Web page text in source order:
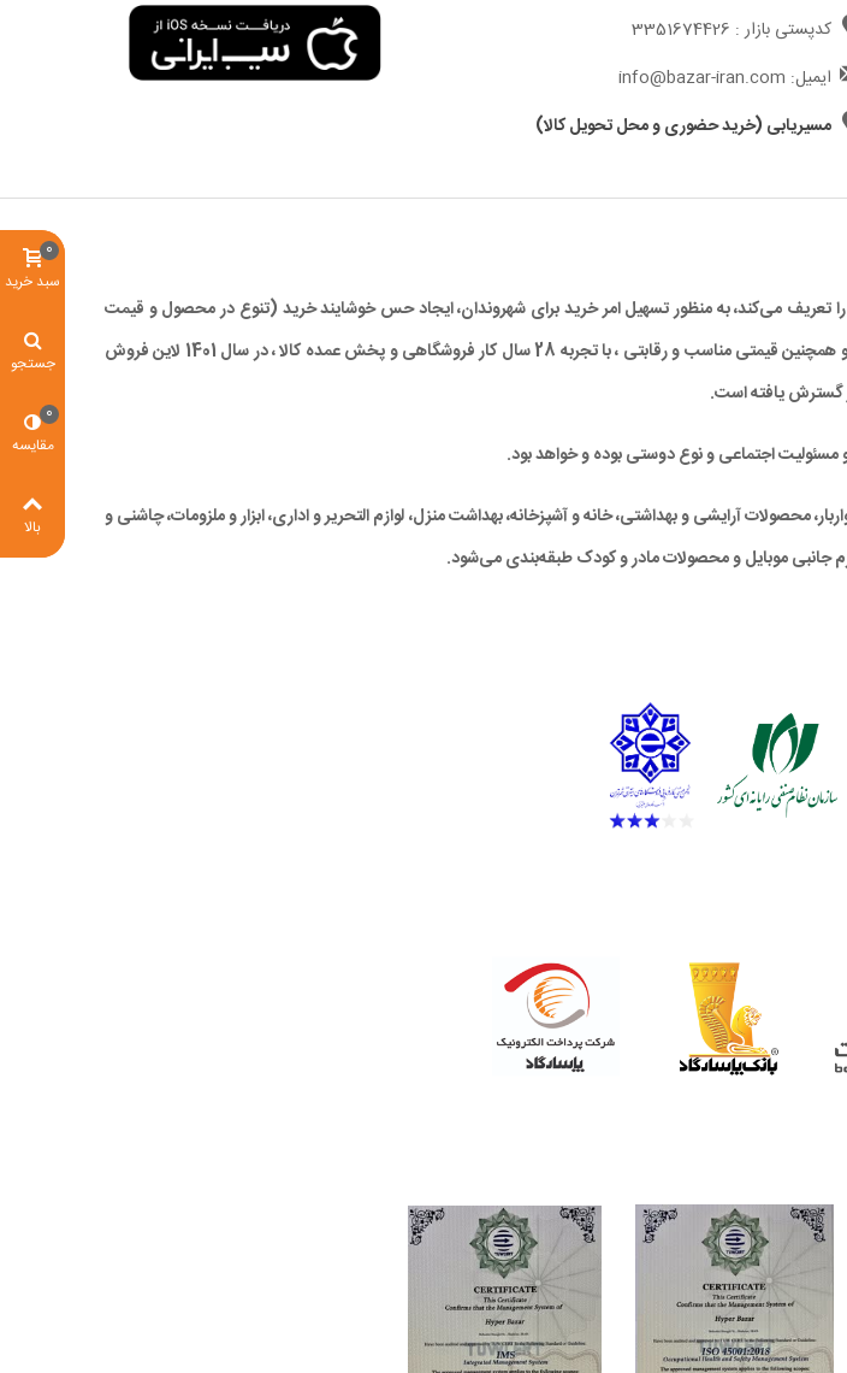
کدپستی بازار : 3351674426
ایمیل: info@bazar-iran.com
مسیریابی (خرید حضوری و محل تحویل کالا)
را تعریف می‌کند، به منظور تسهیل امر خرید برای شهروندان، ایجاد حس خوشایند خرید (تنوع در محصول و قیمت
مناسب)، صرفه جویی در زمان و در نهایت کاهش ترددهای درون شهری، با ارائه کالاهای با کیفیت بالا و همچنین قیمتی مناسب و رقابتی ، با تجربه 28 سال کار فروشگاهی و پخش عمده کالا ، در سال 1401 لاین فروش
مسئولیت اجتماعی و نوع دوستی بوده و خواهد بود.
محصولات آرایشی و بهداشتی، خانه و آشپزخانه، بهداشت منزل، لوازم التحریر و اداری، ابزار و ملزومات، چاشنی و
جانبی موبایل و محصولات مادر و کودک طبقه‌بندی می‌شود.
سبد خرید
0
جستجو
مقایسه
0
بالا